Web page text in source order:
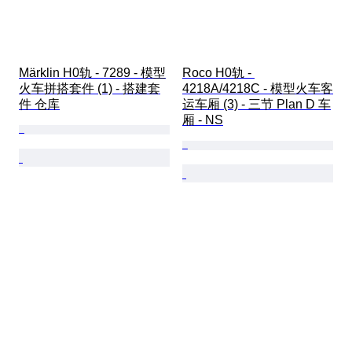
Märklin H0轨 - 7289 - 模型
火车拼搭套件 (1) - 搭建套
件 仓库
Roco H0轨 -
4218A/4218C - 模型火车客
运车厢 (3) - 三节 Plan D 车
厢 - NS